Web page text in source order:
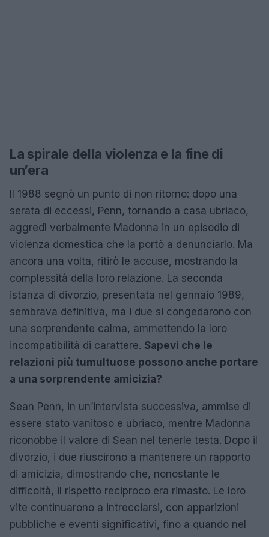
La spirale della violenza e la fine di
un’era
Il 1988 segnò un punto di non ritorno: dopo una
serata di eccessi, Penn, tornando a casa ubriaco,
aggredì verbalmente Madonna in un episodio di
violenza domestica che la portò a denunciarlo. Ma
ancora una volta, ritirò le accuse, mostrando la
complessità della loro relazione. La seconda
istanza di divorzio, presentata nel gennaio 1989,
sembrava definitiva, ma i due si congedarono con
una sorprendente calma, ammettendo la loro
incompatibilità di carattere. Sapevi che le
relazioni più tumultuose possono anche portare
a una sorprendente amicizia?
Sean Penn, in un’intervista successiva, ammise di
essere stato vanitoso e ubriaco, mentre Madonna
riconobbe il valore di Sean nel tenerle testa. Dopo il
divorzio, i due riuscirono a mantenere un rapporto
di amicizia, dimostrando che, nonostante le
difficoltà, il rispetto reciproco era rimasto. Le loro
vite continuarono a intrecciarsi, con apparizioni
pubbliche e eventi significativi, fino a quando nel